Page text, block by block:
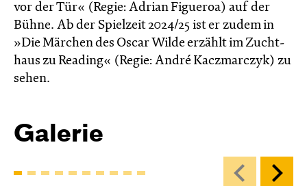
vor der Tür« (Regie: Adrian Figueroa) auf der
Bühne. Ab der Spielzeit 2024/25 ist er zudem in
»Die Märchen des Oscar Wilde erzählt im Zucht­
haus zu Reading« (Regie: André Kacz­marc­zyk) zu
sehen.
Galerie